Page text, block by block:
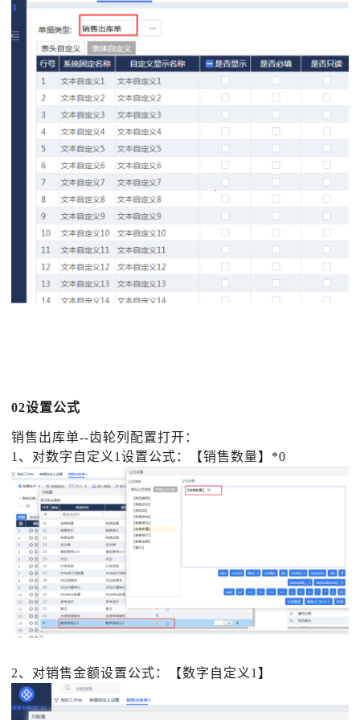
02设置公式
销售出库单--齿轮列配置打开：
1、对数字自定义1设置公式：【销售数量】*0
2、对销售金额设置公式：【数字自定义1】